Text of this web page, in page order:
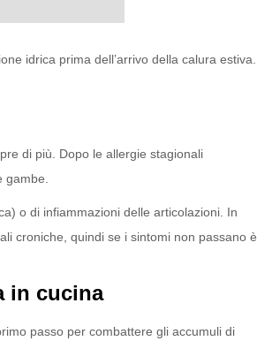
idrica prima dell’arrivo della calura estiva.
di più. Dopo le allergie stagionali
gambe.
o di infiammazioni delle articolazioni. In
croniche, quindi se i sintomi non passano è
in cucina
passo per combattere gli accumuli di